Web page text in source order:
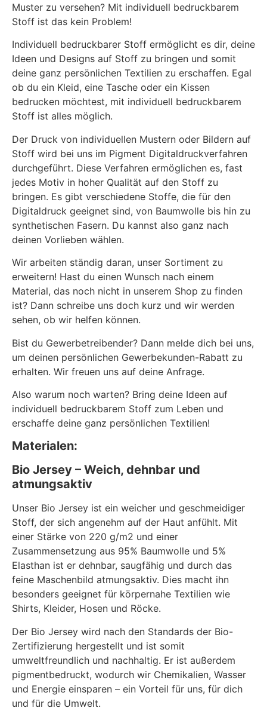
Muster zu versehen? Mit individuell bedruckbarem
Stoff ist das kein Problem!
Individuell bedruckbarer Stoff ermöglicht es dir, deine
Ideen und Designs auf Stoff zu bringen und somit
deine ganz persönlichen Textilien zu erschaffen. Egal
ob du ein Kleid, eine Tasche oder ein Kissen
bedrucken möchtest, mit individuell bedruckbarem
Stoff ist alles möglich.
Der Druck von individuellen Mustern oder Bildern auf
Stoff wird bei uns im Pigment Digitaldruckverfahren
durchgeführt. Diese Verfahren ermöglichen es, fast
jedes Motiv in hoher Qualität auf den Stoff zu
bringen. Es gibt verschiedene Stoffe, die für den
Digitaldruck geeignet sind, von Baumwolle bis hin zu
synthetischen Fasern. Du kannst also ganz nach
deinen Vorlieben wählen.
Wir arbeiten ständig daran, unser Sortiment zu
erweitern! Hast du einen Wunsch nach einem
Material, das noch nicht in unserem Shop zu finden
ist? Dann schreibe uns doch kurz und wir werden
sehen, ob wir helfen können.
Bist du Gewerbetreibender? Dann melde dich bei uns,
um deinen persönlichen Gewerbekunden-Rabatt zu
erhalten. Wir freuen uns auf deine Anfrage.
Also warum noch warten? Bring deine Ideen auf
individuell bedruckbarem Stoff zum Leben und
erschaffe deine ganz persönlichen Textilien!
Materialen:
Bio Jersey – Weich, dehnbar und
atmungsaktiv
Unser Bio Jersey ist ein weicher und geschmeidiger
Stoff, der sich angenehm auf der Haut anfühlt. Mit
einer Stärke von 220 g/m2 und einer
Zusammensetzung aus 95% Baumwolle und 5%
Elasthan ist er dehnbar, saugfähig und durch das
feine Maschenbild atmungsaktiv. Dies macht ihn
besonders geeignet für körpernahe Textilien wie
Shirts, Kleider, Hosen und Röcke.
Der Bio Jersey wird nach den Standards der Bio-
Zertifizierung hergestellt und ist somit
umweltfreundlich und nachhaltig. Er ist außerdem
pigmentbedruckt, wodurch wir Chemikalien, Wasser
und Energie einsparen – ein Vorteil für uns, für dich
und für die Umwelt.